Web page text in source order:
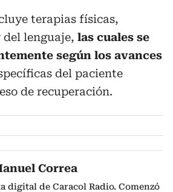
terapias físicas,
del lenguaje, las cuales se
según los avances
del paciente
de recuperación.
Correa
digital de Caracol Radio. Comenzó